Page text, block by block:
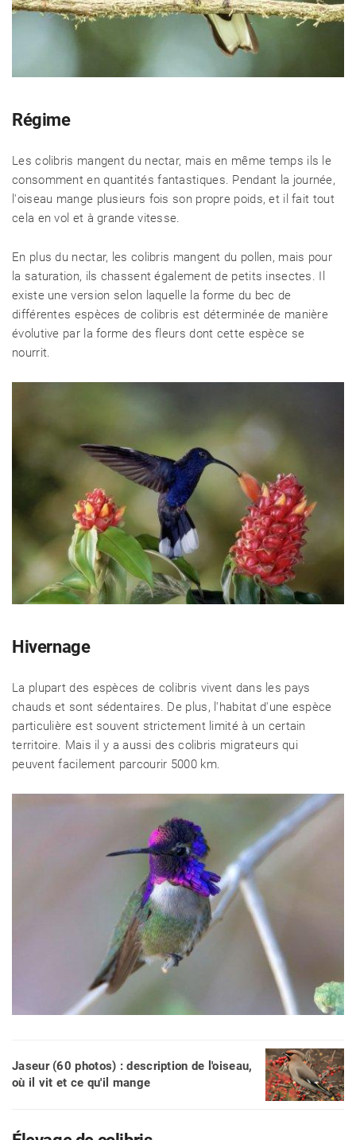
Régime
Les colibris mangent du nectar, mais en même temps ils le
consomment en quantités fantastiques. Pendant la journée,
l'oiseau mange plusieurs fois son propre poids, et il fait tout
cela en vol et à grande vitesse.
En plus du nectar, les colibris mangent du pollen, mais pour
la saturation, ils chassent également de petits insectes. Il
existe une version selon laquelle la forme du bec de
différentes espèces de colibris est déterminée de manière
évolutive par la forme des fleurs dont cette espèce se
nourrit.
Hivernage
La plupart des espèces de colibris vivent dans les pays
chauds et sont sédentaires. De plus, l'habitat d'une espèce
particulière est souvent strictement limité à un certain
territoire. Mais il y a aussi des colibris migrateurs qui
peuvent facilement parcourir 5000 km.
Jaseur (60 photos) : description de l'oiseau,
où il vit et ce qu'il mange